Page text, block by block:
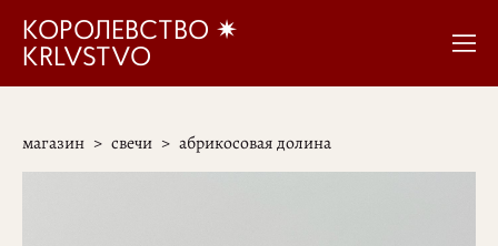
КОРОЛЕВСТВО ✷
KRLVSTVO
магазин > свечи > абрикосовая долина